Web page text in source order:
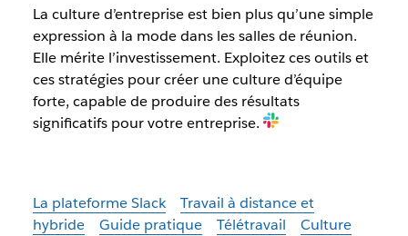
La culture d’entreprise est bien plus qu’une simple
expression à la mode dans les salles de réunion.
Elle mérite l’investissement. Exploitez ces outils et
ces stratégies pour créer une culture d’équipe
forte, capable de produire des résultats
significatifs pour votre entreprise.
La plateforme Slack
Travail à distance et
hybride
Guide pratique Télétravail
Culture